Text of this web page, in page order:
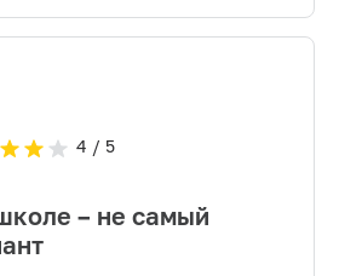
4 / 5
– не самый